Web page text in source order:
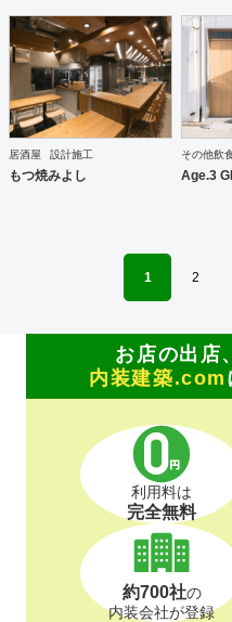
事は何でもお聞き致し
せ。
居酒屋 設計施工
もつ焼みよし
その他飲
Age.3
1 2
お店の出店
内装建築.com
利用料は
完全無料
約700社の
内装会社が登録